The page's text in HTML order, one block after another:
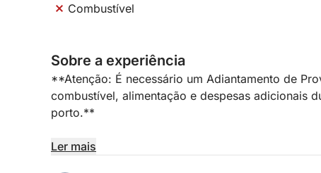
Combustível
Sobre a experiência
**Atenção: É necessário um Adiantamento de
combustível, alimentação e despesas adicionais
porto.**
Embarque em uma experiência de iate de dia
Ler mais